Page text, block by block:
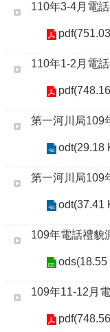
110年3-4月電
110年1-2月電
第一河川局109
odt(29.18
第一河川局109
odt(37.41
109年電話禮貌
ods(18.55
109年11-12月